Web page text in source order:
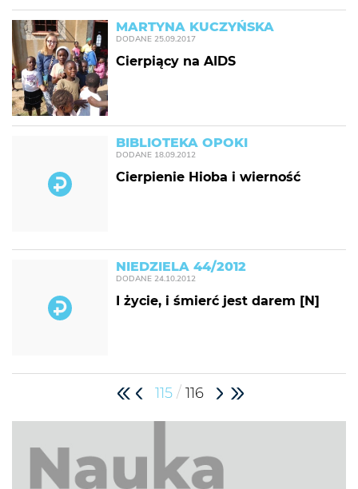
MARTYNA KUCZYŃSKA
DODANE 25.09.2017
Cierpiący na AIDS
BIBLIOTEKA OPOKI
DODANE 18.09.2012
Cierpienie Hioba i wierność
NIEDZIELA 44/2012
DODANE 24.10.2012
I życie, i śmierć jest darem [N]
115 / 116